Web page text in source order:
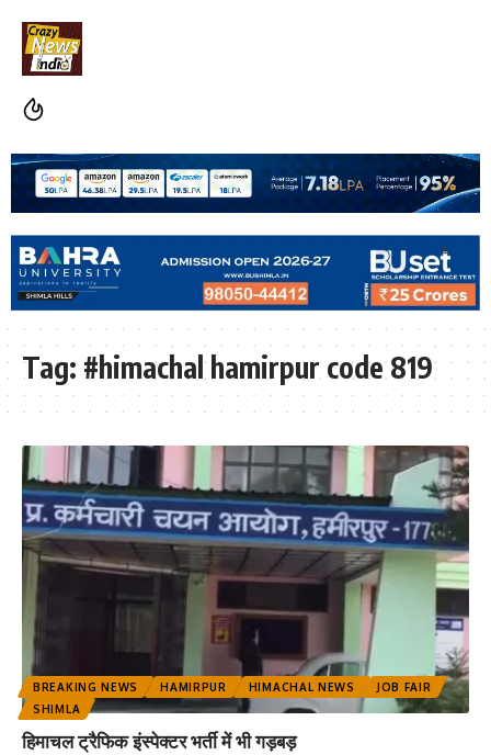
Tag: #himachal hamirpur code 819
BREAKING NEWS HAMIRPUR HIMACHAL NEWS
JOB FAIR
SHIMLA
हिमाचल ट्रैफिक इंस्पेक्टर भर्ती में भी गड़बड़